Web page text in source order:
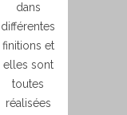
dans
différentes
finitions et
elles sont
toutes
réalisées